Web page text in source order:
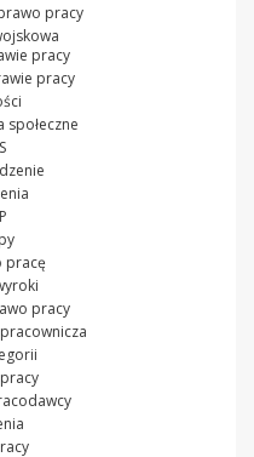
pracy
pracy
pracy
społeczne
pracę
pracy